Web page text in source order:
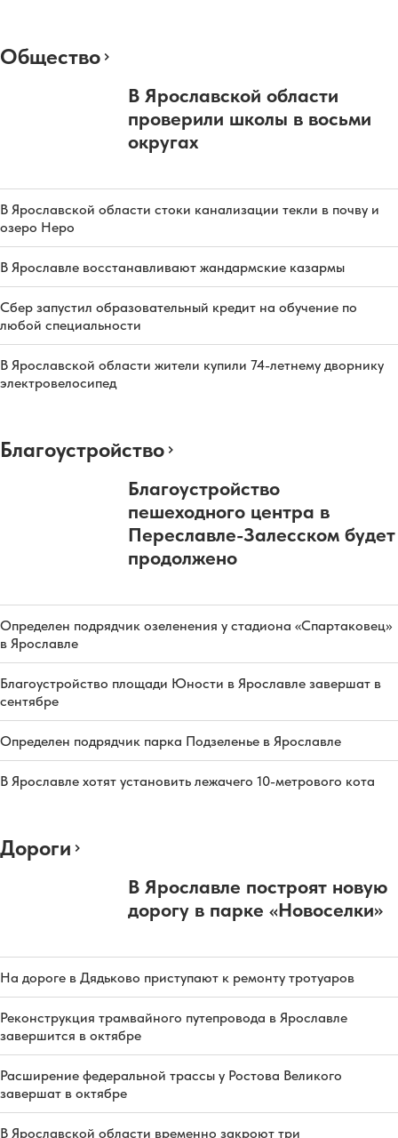
Общество
В Ярославской области
проверили школы в восьми
округах
В Ярославской области стоки канализации текли в почву и
озеро Неро
В Ярославле восстанавливают жандармские казармы
Сбер запустил образовательный кредит на обучение по
любой специальности
В Ярославской области жители купили 74-летнему дворнику
электровелосипед
Благоустройство
Благоустройство
пешеходного центра в
Переславле-Залесском будет
продолжено
Определен подрядчик озеленения у стадиона «Спартаковец»
в Ярославле
Благоустройство площади Юности в Ярославле завершат в
сентябре
Определен подрядчик парка Подзеленье в Ярославле
В Ярославле хотят установить лежачего 10-метрового кота
Дороги
В Ярославле построят новую
дорогу в парке «Новоселки»
На дороге в Дядьково приступают к ремонту тротуаров
Реконструкция трамвайного путепровода в Ярославле
завершится в октябре
Расширение федеральной трассы у Ростова Великого
завершат в октябре
В Ярославской области временно закроют три